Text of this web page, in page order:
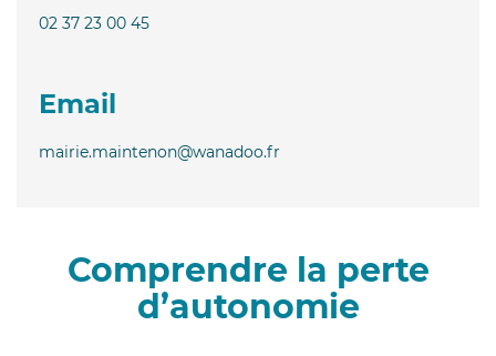
02 37 23 00 45
Email
mairie.maintenon@wanadoo.fr
Comprendre la perte
d’autonomie